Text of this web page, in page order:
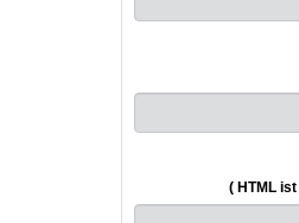
( HTML ist